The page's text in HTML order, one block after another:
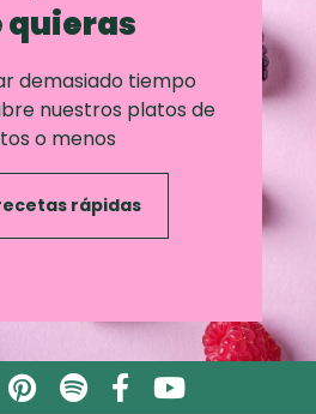
quieras
demasiado tiempo
nuestros platos de
o menos
rápidas